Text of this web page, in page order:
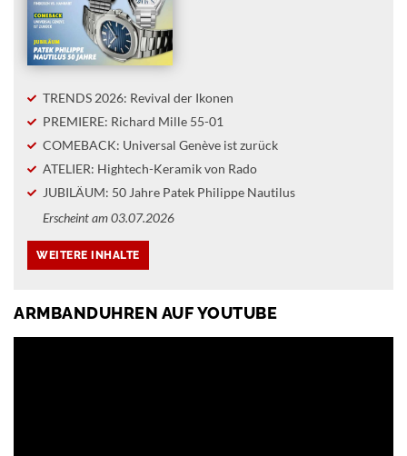
TRENDS 2026: Revival der Ikonen
PREMIERE: Richard Mille 55-01
COMEBACK: Universal Genève ist zurück
ATELIER: Hightech-Keramik von Rado
JUBILÄUM: 50 Jahre Patek Philippe Nautilus
Erscheint am 03.07.2026
ARMBANDUHREN AUF YOUTUBE